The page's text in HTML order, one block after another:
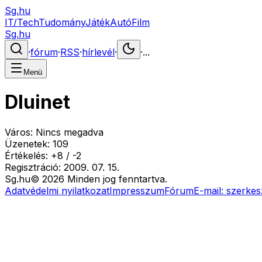
Sg.hu
IT/TechTudományJátékAutóFilm
Sg.hu
·fórum·RSS·hírlevél· ·...
Menü
Dluinet
Város: Nincs megadva
Üzenetek: 109
Értékelés: +8 / -2
Regisztráció: 2009. 07. 15.
Sg.hu© 2026 Minden jog fenntartva.
Adatvédelmi nyilatkozatImpresszumFórumE-mail: